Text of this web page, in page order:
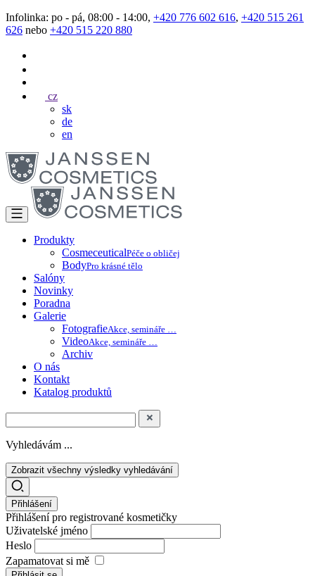
Infolinka: po - pá, 08:00 - 14:00, +420 776 602 616, +420 515 261
626 nebo +420 515 220 880
cz
sk
de
en
Produkty
CosmeceuticalPéče o obličej
BodyPro krásné tělo
Salóny
Novinky
Poradna
Galerie
FotografieAkce, semináře …
VideoAkce, semináře …
Archiv
O nás
Kontakt
Katalog produktů
Vyhledávám ...
Zobrazit všechny výsledky vyhledávání
Přihlášení
Přihlášení pro registrované kosmetičky
Uživatelské jméno
Heslo
Zapamatovat si mě